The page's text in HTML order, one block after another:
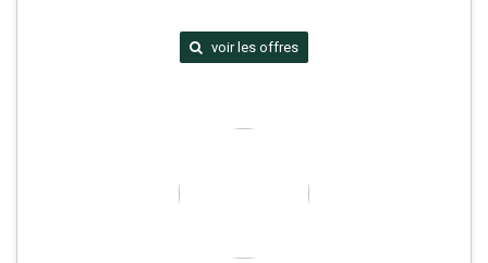
voir les offres